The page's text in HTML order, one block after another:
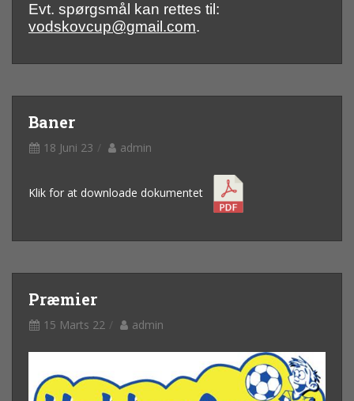
Evt. spørgsmål kan rettes til:
vodskovcup@gmail.com.
Baner
18 Juni 23 admin
Klik for at downloade dokumentet
Præmier
15 Marts 22 admin